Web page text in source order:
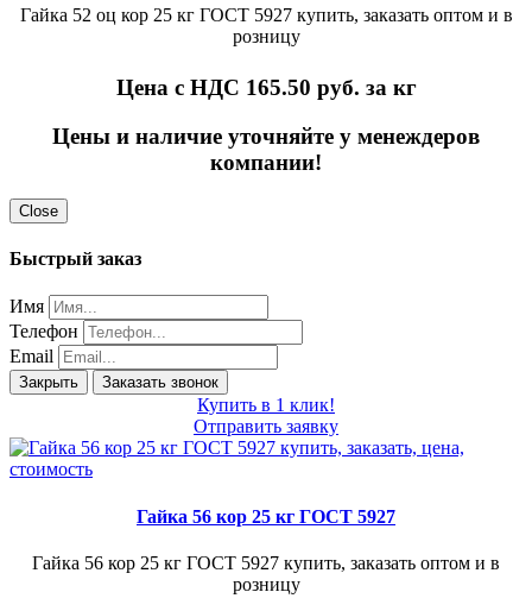
Гайка 52 оц кор 25 кг ГОСТ 5927 купить, заказать оптом и в
розницу
Цена с НДС 165.50 руб. за кг
Цены и наличие уточняйте у менеждеров
компании!
Close
Быстрый заказ
Имя
Телефон
Email
Закрыть Заказать звонок
Купить в 1 клик!
Отправить заявку
Гайка 56 кор 25 кг ГОСТ 5927
Гайка 56 кор 25 кг ГОСТ 5927 купить, заказать оптом и в
розницу